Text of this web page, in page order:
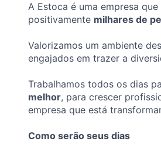
A Estoca é uma empresa que
positivamente milhares de
Valorizamos um ambiente
engajados em trazer a
Trabalhamos todos os dias
melhor, para crescer
empresa que está
Como serão seus dias